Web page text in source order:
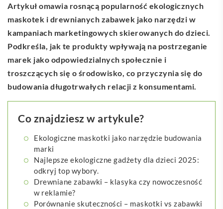
Artykuł omawia rosnącą popularność ekologicznych
maskotek i drewnianych zabawek jako narzędzi w
kampaniach marketingowych skierowanych do dzieci.
Podkreśla, jak te produkty wpływają na postrzeganie
marek jako odpowiedzialnych społecznie i
troszczących się o środowisko, co przyczynia się do
budowania długotrwałych relacji z konsumentami.
Co znajdziesz w artykule?
Ekologiczne maskotki jako narzędzie budowania
marki
Najlepsze ekologiczne gadżety dla dzieci 2025:
odkryj top wybory.
Drewniane zabawki – klasyka czy nowoczesność
w reklamie?
Porównanie skuteczności – maskotki vs zabawki